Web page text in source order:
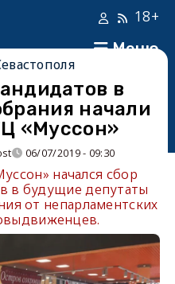
Меню
18+
в
начали
«Муссон»
06/07/2019 - 09:30
начался сбор
в будущие депутаты
от непарламентских